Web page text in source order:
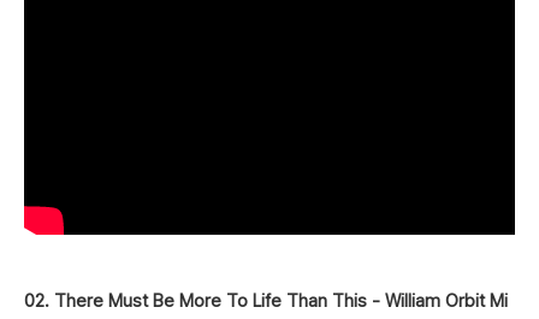
02. There Must Be More To Life Than This - William Orbit Mi